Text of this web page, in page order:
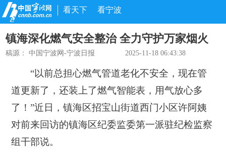
看天下 看宁波
镇海深化燃气安全整治 全力守护万家烟火
稿源：中国宁波网-宁波日报 2025-11-18 06:43:38
“以前总担心燃气管道老化不安全，现在管
道更新了，还装上了燃气智能表，用气放心多
了！”近日，镇海区招宝山街道西门小区许阿姨
对前来回访的镇海区纪委监委第一派驻纪检监察
组干部说。